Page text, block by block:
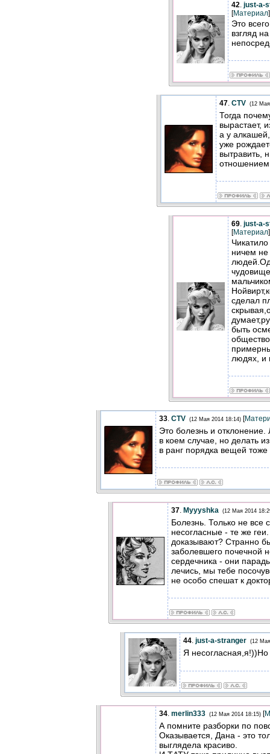
42. just-a-
[Материал]
Это
взгляд
47. CTV (12
Тогда
вырастает,
а у
уже
вытравить,
69. just-a-
[Материал]
ничем
сделал
быть
людях, и
33. CTV (12 Мая 2014 18:14) [
Это болезнь и
в коем случае, но делать
в ранг порядка вещей тоже
37. Myyyshka (12 Мая 2014
Болезнь. Только не все
несогласные - те же
доказывают? Странно
заболевшего почечной
сердечника - они
лечись, мы тебе
не особо спешат к
44. just-a-stranger (12
Я
34. merlin333 (12 Мая 2014 18:15) [
А помните разборки по
Оказывается, Дана - это
выглядела красиво.